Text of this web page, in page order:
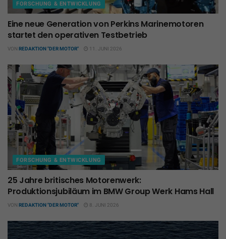
FORSCHUNG & ENTWICKLUNG
Eine neue Generation von Perkins Marinemotoren
startet den operativen Testbetrieb
VON REDAKTION "DER MOTOR" 11. JUNI 2026
FORSCHUNG & ENTWICKLUNG
25 Jahre britisches Motorenwerk:
Produktionsjubiläum im BMW Group Werk Hams Hall
VON REDAKTION "DER MOTOR" 8. JUNI 2026